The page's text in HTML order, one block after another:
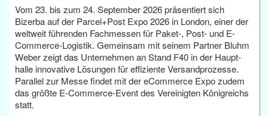
Vom 23. bis zum 24. September 2026 präsentiert sich
Bizerba auf der Parcel+Post Expo 2026 in London, einer der
weltweit führenden Fachmessen für Paket-, Post- und E-
Commerce-Logistik. Gemeinsam mit seinem Partner Bluhm
Weber zeigt das Unternehmen an Stand F40 in der Haupt­
halle innovative Lösungen für effiziente Versandprozesse.
Parallel zur Messe findet mit der eCommerce Expo zudem
das größte E-Commerce-Event des Vereinigten Königreichs
statt.